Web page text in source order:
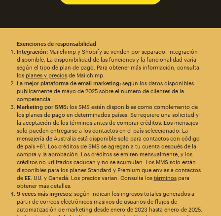
Exenciones de responsabilidad
Integración:Mailchimp y Shopify se venden por separado. Integración
disponible. La disponibilidad de las funciones y la funcionalidad varía
según el tipo de plan de pago. Para obtener más información, consulta
los planes y preciosde Mailchimp.
La mejor plataforma de email marketing:según los datos disponibles
públicamente de mayo de 2025 sobre el número de clientes de la
competencia.
Marketing por SMS:los SMS están disponibles como complemento de
los planes de pago en determinados países. Se requiere una solicitud y
la aceptación de los términos antes de comprar créditos. Los mensajes
solo pueden entregarse a los contactos en el país seleccionado. La
mensajería de Australia está disponible solo para contactos con código
de país +61. Los créditos de SMS se agregan a tu cuenta después de la
compra y la aprobación. Los créditos se emiten mensualmente, y los
créditos no utilizados caducan y no se acumulan. Los MMS solo están
disponibles para los planes Standard y Premium que envías a contactos
de EE. UU. y Canadá. Los precios varían. Consulta los términospara
obtener más detalles.
9 veces más ingresos:según indican los ingresos totales generados a
partir de correos electrónicos masivos de usuarios de flujos de
automatización de marketing desde enero de 2023 hasta enero de 2025.